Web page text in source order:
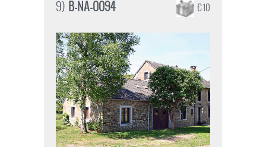
9) B-NA-0094 € 10